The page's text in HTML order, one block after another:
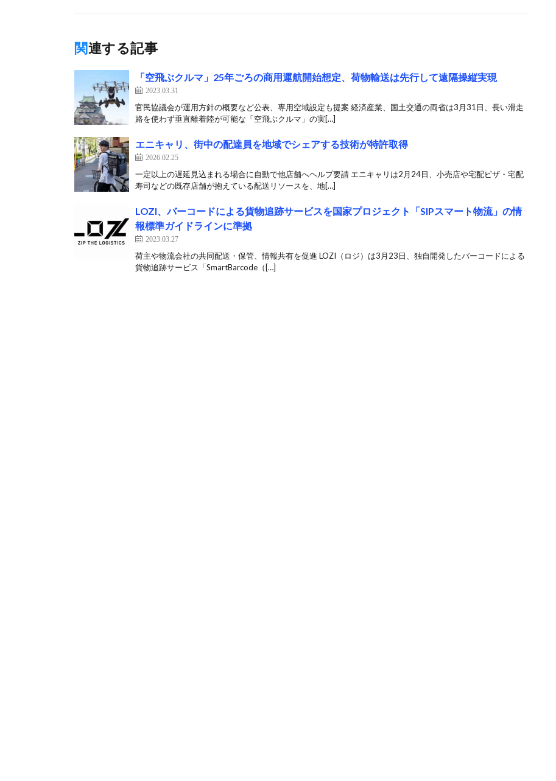
関連する記事
「空飛ぶクルマ」25年ごろの商用運航開始想定、荷物輸送は先行して遠隔操縦実現
2023.03.31
官民協議会が運用方針の概要など公表、専用空域設定も提案 経済産業、国土交通の両省は3月31日、長い滑走
路を使わず垂直離着陸が可能な「空飛ぶクルマ」の実[…]
エニキャリ、街中の配達員を地域でシェアする技術が特許取得
2026.02.25
一定以上の遅延見込まれる場合に自動で他店舗へヘルプ要請 エニキャリは2月24日、小売店や宅配ピザ・宅配
寿司などの既存店舗が抱えている配送リソースを、地[…]
LOZI、バーコードによる貨物追跡サービスを国家プロジェクト「SIPスマート物流」の情
報標準ガイドラインに準拠
2023.03.27
荷主や物流会社の共同配送・保管、情報共有を促進 LOZI（ロジ）は3月23日、独自開発したバーコードによる
貨物追跡サービス「SmartBarcode（[…]